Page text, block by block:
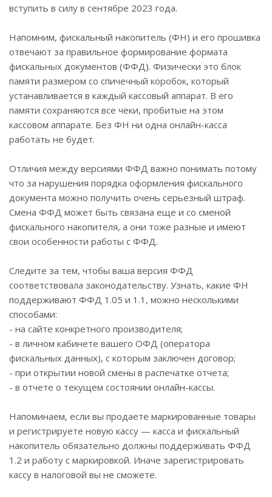
вступить в силу в сентябре 2023 года.
Напомним, фискальный накопитель (ФН) и его прошивка
отвечают за правильное формирование формата
фискальных документов (ФФД). Физически это блок
памяти размером со спичечный коробок, который
устанавливается в каждый кассовый аппарат. В его
памяти сохраняются все чеки, пробитые на этом
кассовом аппарате. Без ФН ни одна онлайн-касса
работать не будет.
Отличия между версиями ФФД важно понимать потому
что за нарушения порядка оформления фискального
документа можно получить очень серьезный штраф.
Смена ФФД может быть связана еще и со сменой
фискального накопителя, а они тоже разные и имеют
свои особенности работы с ФФД.
Следите за тем, чтобы ваша версия ФФД
соответствовала законодательству. Узнать, какие ФН
поддерживают ФФД 1.05 и 1.1, можно несколькими
способами:
- на сайте конкретного производителя;
- в личном кабинете вашего ОФД (оператора
фискальных данных), с которым заключен договор;
- при открытии новой смены в распечатке отчета;
- в отчете о текущем состоянии онлайн-кассы.
Напоминаем, если вы продаете маркированные товары
и регистрируете новую кассу — касса и фискальный
накопитель обязательно должны поддерживать ФФД
1.2 и работу с маркировкой. Иначе зарегистрировать
кассу в налоговой вы не сможете.